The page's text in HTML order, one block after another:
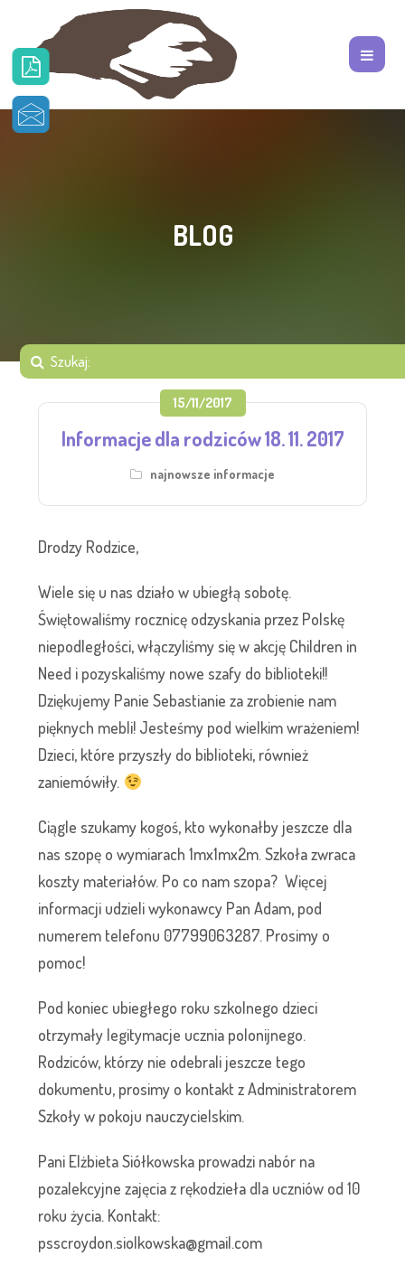
BLOG
15/11/2017
Informacje dla rodziców 18. 11. 2017
najnowsze informacje
Drodzy Rodzice,
Wiele się u nas działo w ubiegłą sobotę.
Świętowaliśmy rocznicę odzyskania przez Polskę
niepodległości, włączyliśmy się w akcję Children in
Need i pozyskaliśmy nowe szafy do biblioteki!!
Dziękujemy Panie Sebastianie za zrobienie nam
pięknych mebli! Jesteśmy pod wielkim wrażeniem!
Dzieci, które przyszły do biblioteki, również
zaniemówiły.
Ciągle szukamy kogoś, kto wykonałby jeszcze dla
nas szopę o wymiarach 1mx1mx2m. Szkoła zwraca
koszty materiałów. Po co nam szopa? Więcej
informacji udzieli wykonawcy Pan Adam, pod
numerem telefonu 07799063287. Prosimy o
pomoc!
Pod koniec ubiegłego roku szkolnego dzieci
otrzymały legitymacje ucznia polonijnego.
Rodziców, którzy nie odebrali jeszcze tego
dokumentu, prosimy o kontakt z Administratorem
Szkoły w pokoju nauczycielskim.
Pani Elżbieta Siółkowska prowadzi nabór na
pozalekcyjne zajęcia z rękodzieła dla uczniów od 10
roku życia. Kontakt:
psscroydon.siolkowska@gmail.com